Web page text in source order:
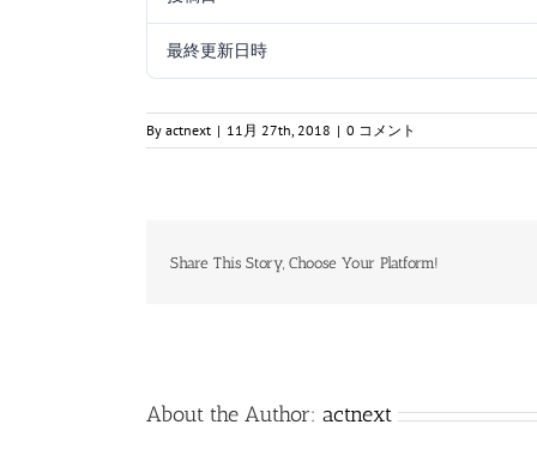
最終更新日時
By actnext | 11月 27th, 2018 | 0 コメント
Share This Story, Choose Your Platform!
About the Author: actnext